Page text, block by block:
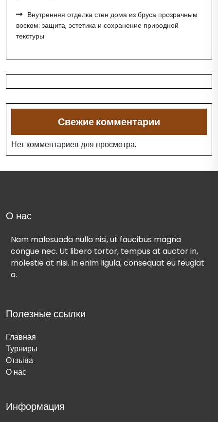
Внутренняя отделка стен дома из бруса прозрачным
воском: защита, эстетика и сохранение природной
текстуры
Свежие комментарии
Нет комментариев для просмотра.
О нас
Nam malesuada nulla nisi, ut faucibus magna
congue nec. Ut libero tortor, tempus at auctor in,
molestie at nisi. In enim ligula, consequat eu feugiat
a.
Полезные ссылки
Главная
Турниры
Отзыва
О нас
Информация